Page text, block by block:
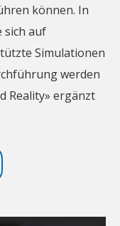
können. In
sich auf
Simulationen
werden
Reality» ergänzt